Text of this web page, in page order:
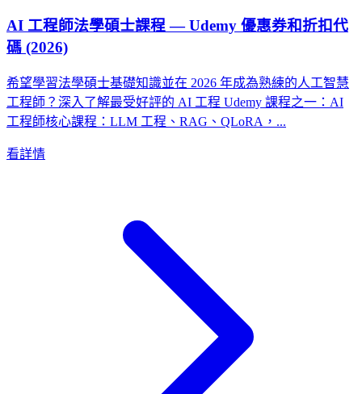
AI 工程師法學碩士課程 — Udemy 優惠券和折扣代
碼 (2026)
希望學習法學碩士基礎知識並在 2026 年成為熟練的人工智慧
工程師？深入了解最受好評的 AI 工程 Udemy 課程之一：AI
工程師核心課程：LLM 工程、RAG、QLoRA，...
看詳情